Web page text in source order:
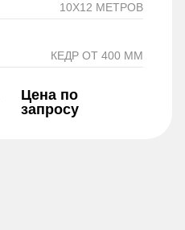
10Х12 МЕТРОВ
КЕДР ОТ 400 ММ
Цена по
запросу